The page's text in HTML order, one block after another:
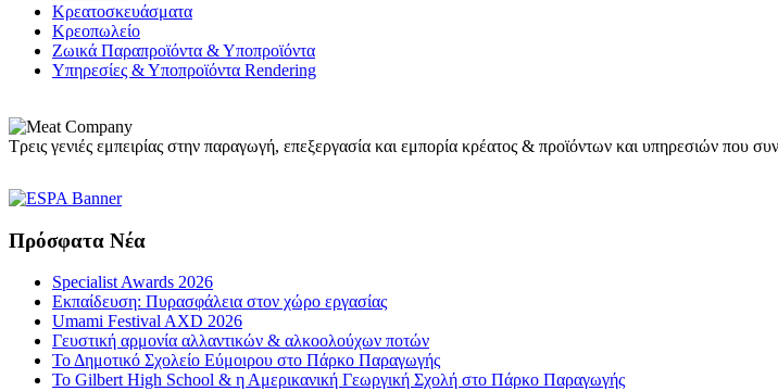
Κρεατοσκευάσματα
Kρεοπωλείο
Ζωικά Παραπροϊόντα & Υποπροϊόντα
Υπηρεσίες & Υποπροϊόντα Rendering
Τρεις γενιές εμπειρίας στην παραγωγή, επεξεργασία και εμπορία κρέατος & προϊόντων και υπηρεσιών που
Πρόσφατα Νέα
Specialist Awards 2026
Εκπαίδευση: Πυρασφάλεια στον χώρο εργασίας
Umami Festival AXD 2026
Γευστική αρμονία αλλαντικών & αλκοολούχων ποτών
Το Δημοτικό Σχολείο Εύμοιρου στο Πάρκο Παραγωγής
Το Gilbert High School & η Αμερικανική Γεωργική Σχολή στο Πάρκο Παραγωγής